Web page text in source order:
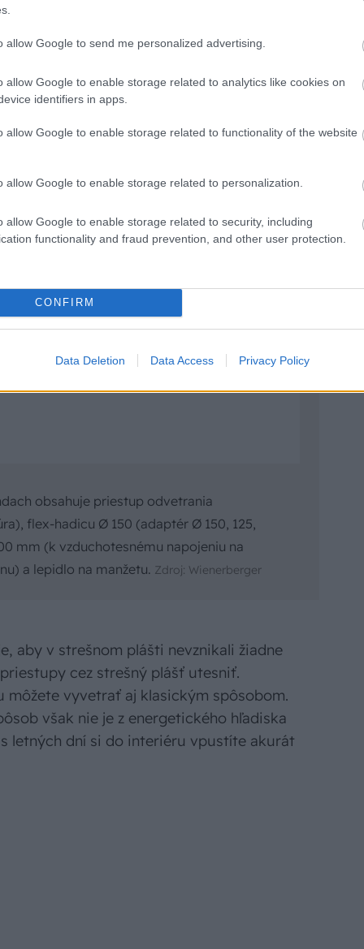
allow Google to send me personalized advertising.
allow Google to enable storage related to analytics like cookies on
identifiers in apps.
allow Google to enable storage related to functionality of the website
allow Google to enable storage related to personalization.
allow Google to enable storage related to security, including
functionality and fraud prevention, and other user protection.
CONFIRM
Data Deletion Data Access Privacy Policy
na rýchly odťah vzduchu v dôsledku
176 cm²). Ide o vodotesné a vetrotesné
proti UV žiareniu a poveternostným
a bezpečná.
obsahuje priestup odvetrania
flex-hadicu Ø 150 (adaptér Ø 150, 125,
mm (k vzduchotesnému napojeniu na
a lepidlo na manžetu. Zdroj: Wienerberger
aby v strešnom plášti nevznikali žiadne
cez strešný plášť utesniť.
môžete vyvetrať aj klasickým spôsobom.
však nie je z energetického hľadiska
letných dní si do interiéru vpustíte akurát